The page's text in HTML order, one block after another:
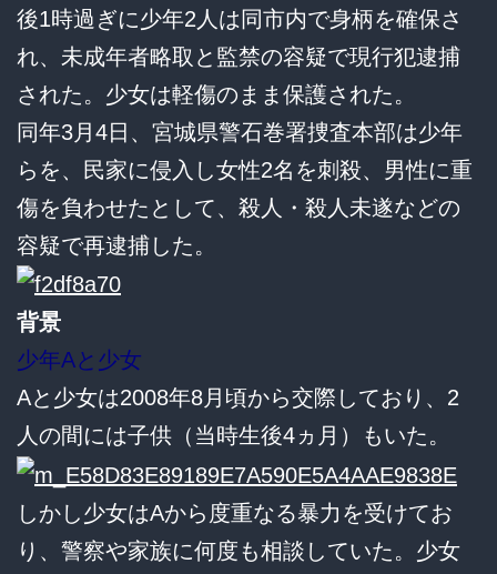
後1時過ぎに少年2人は同市内で身柄を確保さ
れ、未成年者略取と監禁の容疑で現行犯逮捕
された。少女は軽傷のまま保護された。
同年3月4日、宮城県警石巻署捜査本部は少年
らを、民家に侵入し女性2名を刺殺、男性に重
傷を負わせたとして、殺人・殺人未遂などの
容疑で再逮捕した。
背景
少年Aと少女
Aと少女は2008年8月頃から交際しており、2
人の間には子供（当時生後4ヵ月）もいた。
しかし少女はAから度重なる暴力を受けてお
り、警察や家族に何度も相談していた。少女